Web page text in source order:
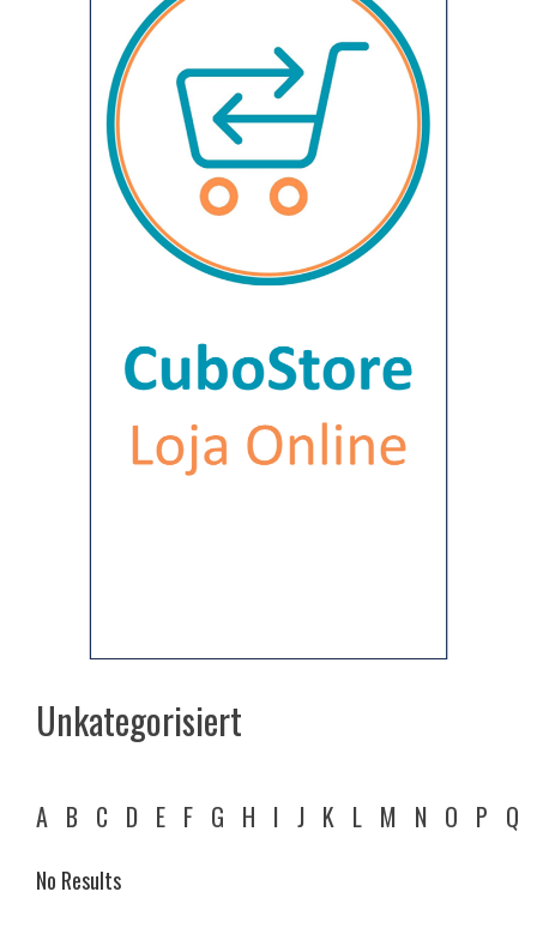
Unkategorisiert
A B C D E F G H I J K L M N O P Q
No Results